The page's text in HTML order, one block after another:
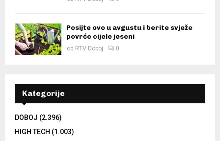
Posijte ovo u avgustu i berite svježe
povrće cijele jeseni
od RTV Doboj 0
Kategorije
DOBOJ (2.396)
HIGH TECH (1.003)